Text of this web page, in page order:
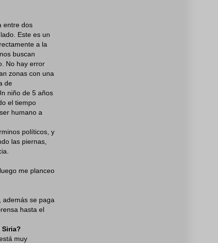
entre dos
Este es un
a la
buscan
No hay error
zonas con una
de
niño de 5 años
el tiempo
humano a
políticos, y
las piernas,
me planceo
además se paga
hasta el
muy